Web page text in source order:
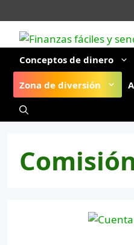
al
contenido
Conceptos de dinero
Zona de diversión